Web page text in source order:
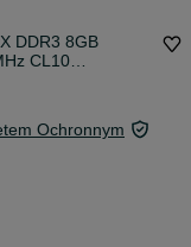
DDR3 8GB
CL10
Ochronnym